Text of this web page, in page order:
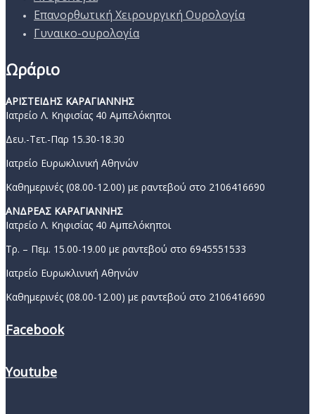
Επανορθωτική Χειρουργική Ουρολογία
Γυναικο-ουρολογία
Ωράριο
ΑΡΙΣΤΕΙΔΗΣ ΚΑΡΑΓΙΑΝΝΗΣ
Ιατρείο Λ. Κηφισίας 40 Αμπελόκηποι
Δευ.-Τετ.-Παρ 15.30-18.30
Ιατρείο Ευρωκλινική Αθηνών
Καθημερινές (08.00-12.00) με ραντεβού στο 2106416690
ΑΝΔΡΕΑΣ ΚΑΡΑΓΙΑΝΝΗΣ
Ιατρείο Λ. Κηφισίας 40 Αμπελόκηποι
Τρ. – Πεμ. 15.00-19.00 με ραντεβού στο 6945551533
Ιατρείο Ευρωκλινική Αθηνών
Καθημερινές (08.00-12.00) με ραντεβού στο 2106416690
Facebook
Youtube